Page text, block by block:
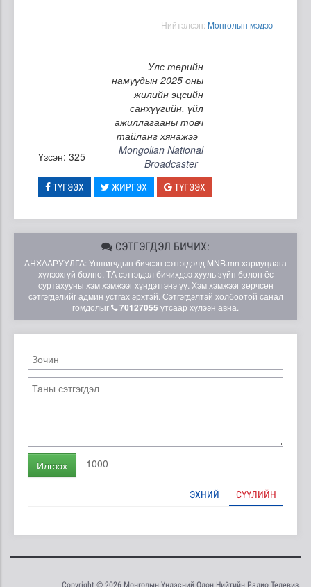
Нийтэлсэн: Moнголын мэдээ
Улс төрийн
намуудын 2025 оны
жилийн эцсийн
санхүүгийн, үйл
ажиллагааны товч
тайланг хянажээ
Үзсэн: 325
Mongolian National
Broadcaster
ТҮГЭЭХ ЖИРГЭХ ТҮГЭЭХ
СЭТГЭГДЭЛ БИЧИХ:
АНХААРУУЛГА: Уншигчдын бичсэн сэтгэгдэлд MNB.mn хариуцлага
хүлээхгүй болно. ТА сэтгэгдэл бичихдээ хууль зүйн болон ёс
суртахууны хэм хэмжээг хүндэтгэнэ үү. Хэм хэмжээг зөрчсөн
сэтгэгдэлийг админ устгах эрхтэй. Сэтгэгдэлтэй холбоотой санал
гомдолыг
70127055 утсаар хүлээн авна.
Илгээх 1000
ЭХНИЙ СҮҮЛИЙН
Copyright © 2026 Монголын Үндэсний Олон Нийтийн Радио Телевиз.